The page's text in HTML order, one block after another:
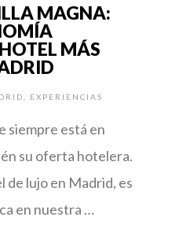
MAGNA:
MÁS
EXPERIENCIAS
siempre está en
su oferta hotelera.
de lujo en Madrid, es
en nuestra …